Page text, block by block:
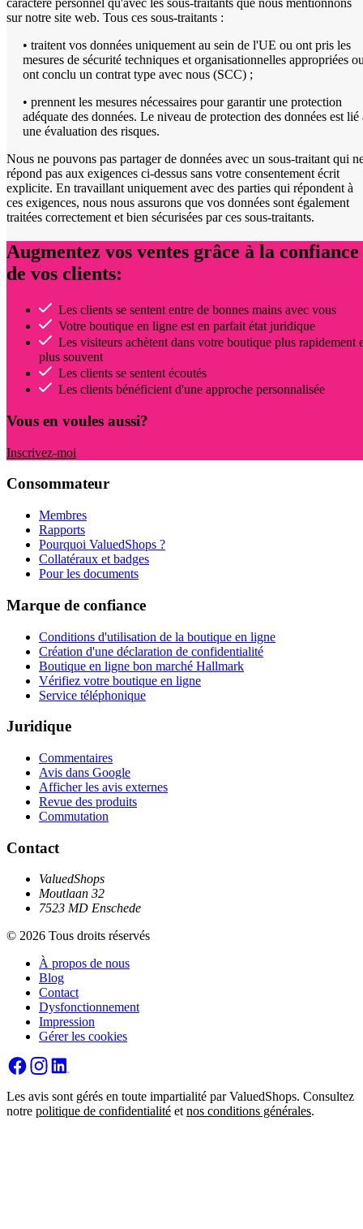
caractère personnel qu'avec les sous-traitants que nous mentionnons
sur notre site web. Tous ces sous-traitants :
• traitent vos données uniquement au sein de l'UE ou ont pris les
mesures de sécurité techniques et organisationnelles appropriées
ont conclu un contrat type avec nous (SCC) ;
• prennent les mesures nécessaires pour garantir une protection
adéquate des données. Le niveau de protection des données est lié
une évaluation des risques.
Nous ne pouvons pas partager de données avec un sous-traitant qui
répond pas aux exigences ci-dessus sans votre consentement écrit
explicite. En travaillant uniquement avec des parties qui répondent à
ces exigences, nous nous assurons que vos données sont également
traitées correctement et bien sécurisées par ces sous-traitants.
Augmentez vos ventes grâce à la confiance
de vos clients:
Les clients se sentent entre de bonnes mains avec vous
Votre boutique en ligne est en parfait état juridique
Les visiteurs achètent dans votre boutique plus rapidement
plus souvent
Les clients se sentent écoutés
Les clients bénéficient d'une approche personnalisée
Vous en voules aussi?
Inscrivez-moi
Consommateur
Membres
Rapports
Pourquoi ValuedShops ?
Collatéraux et badges
Pour les documents
Marque de confiance
Conditions d'utilisation de la boutique en ligne
Création d'une déclaration de confidentialité
Boutique en ligne bon marché Hallmark
Vérifiez votre boutique en ligne
Service téléphonique
Juridique
Commentaires
Avis dans Google
Afficher les avis externes
Revue des produits
Commutation
Contact
ValuedShops
Moutlaan 32
7523 MD Enschede
© 2026 Tous droits réservés
À propos de nous
Blog
Contact
Dysfonctionnement
Impression
Gérer les cookies
Les avis sont gérés en toute impartialité par ValuedShops. Consultez
notre politique de confidentialité et nos conditions générales.